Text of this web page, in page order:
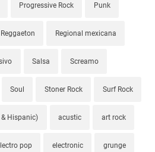
Progressive Rock Punk
Reggaeton Regional mexicana
Salsa Screamo
Soul Stoner Rock Surf Rock
Hispanic) acustic art rock
pop electronic grunge